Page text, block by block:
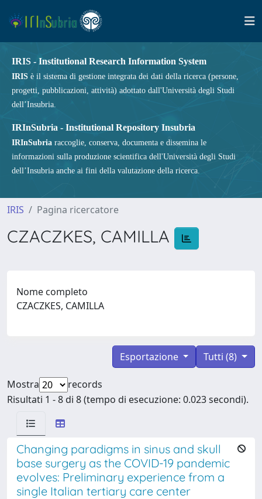
IRIS - Institutional Research Information System
IRIS è il sistema di gestione integrata dei dati della ricerca (persone,
progetti, pubblicazioni, attività) adottato dall'Università degli Studi
dell’Insubria.
IRInSubria - Institutional Repository Insubria
IRInSubria raccoglie, conserva, documenta e dissemina le
informazioni sulla produzione scientifica dell'Università degli Studi
dell’Insubria anche ai fini della valutazione della ricerca.
IRIS Pagina ricercatore
CZACZKES, CAMILLA
Nome completo
CZACZKES, CAMILLA
Tutti (8)
Esportazione
Mostra
records
Risultati 1 - 8 di 8 (tempo di esecuzione: 0.023 secondi).
Changing paradigms in sinus and skull
base surgery as the COVID-19 pandemic
evolves: Preliminary experience from a
single Italian tertiary care center